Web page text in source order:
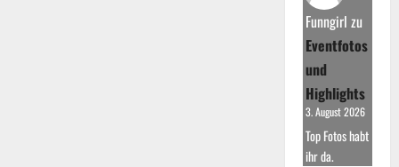
Funngirl zu
Eventfotos
und
Highlights
3. August 2026
Top Fotos habt
ihr da.